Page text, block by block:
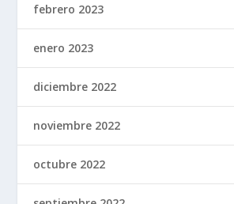
febrero 2023
enero 2023
diciembre 2022
noviembre 2022
octubre 2022